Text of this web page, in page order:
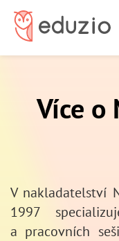
Více o
V nakladatelství
1997
a pracovních